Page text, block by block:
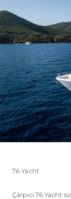
76 Yacht
Çarpıcı 76 Yacht